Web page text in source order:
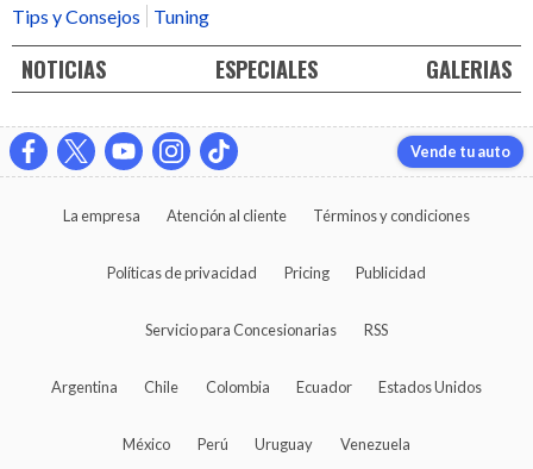
Tips y Consejos
Tuning
NOTICIAS ESPECIALES GALERIAS
Vende tu auto
La empresa Atención al cliente Términos y condiciones
Políticas de privacidad Pricing Publicidad
Servicio para Concesionarias RSS
Argentina Chile Colombia Ecuador Estados Unidos
México Perú Uruguay Venezuela